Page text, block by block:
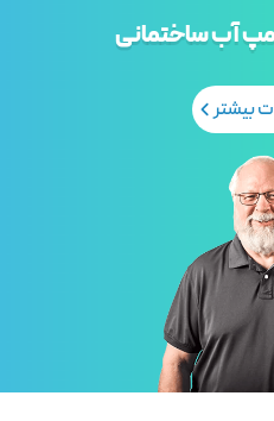
آب ساختمانی
بیشتر